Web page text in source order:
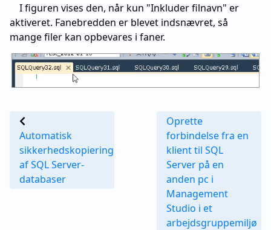
I figuren vises den, når kun "Inkluder filnavn" er
aktiveret. Fanebredden er blevet indsnævret, så
mange filer kan opbevares i faner.
Automatisk
sikkerhedskopiering
af SQL Server-
databaser
Oprette
forbindelse fra en
klient til SQL
Server på en
anden pc i
Management
Studio i et
arbejdsgruppemiljø